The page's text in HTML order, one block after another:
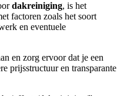
dakreiniging, is het
factoren zoals het soort
en eventuele
en zorg ervoor dat je een
prijsstructuur en transparante